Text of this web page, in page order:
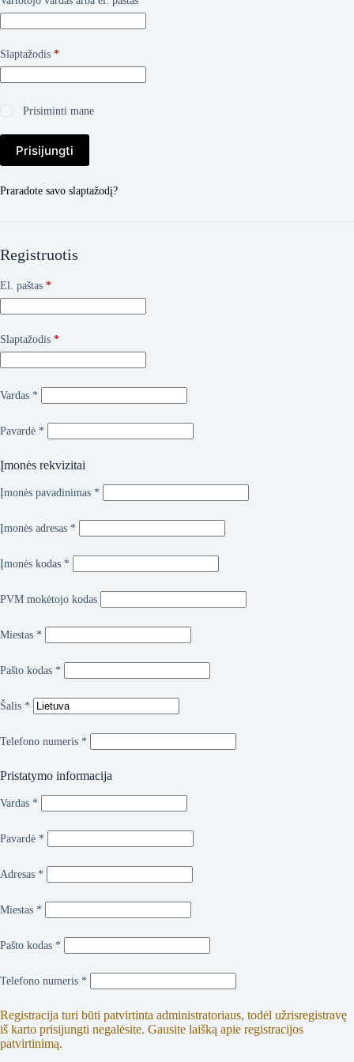
Slaptažodis *Privalomas
Prisiminti mane
Prisijungti
Praradote savo slaptažodį?
Registruotis
El. paštas *Privalomas
Slaptažodis *Privalomas
Vardas *
Pavardė *
Įmonės rekvizitai
Įmonės pavadinimas *
Įmonės adresas *
Įmonės kodas *
PVM mokėtojo kodas
Miestas *
Pašto kodas *
Šalis *
Telefono numeris *
Pristatymo informacija
Vardas *
Pavardė *
Adresas *
Miestas *
Pašto kodas *
Telefono numeris *
Registracija turi būti patvirtinta administratoriaus, todėl užrisregistravę
iš karto prisijungti negalėsite. Gausite laišką apie registracijos
patvirtinimą.